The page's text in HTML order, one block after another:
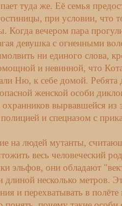
туда же. Её семья
при условии, что
Когда вечером пара
девушка с огненными
ни единого слова,
и невинной, что
Ню, к себе домой. Ребята
женской особи
вырвавшейся из
и спецназом с
на людей мутанты,
весь человеческий
эльфов, они обладают
несколько метров.
и перехватывать в